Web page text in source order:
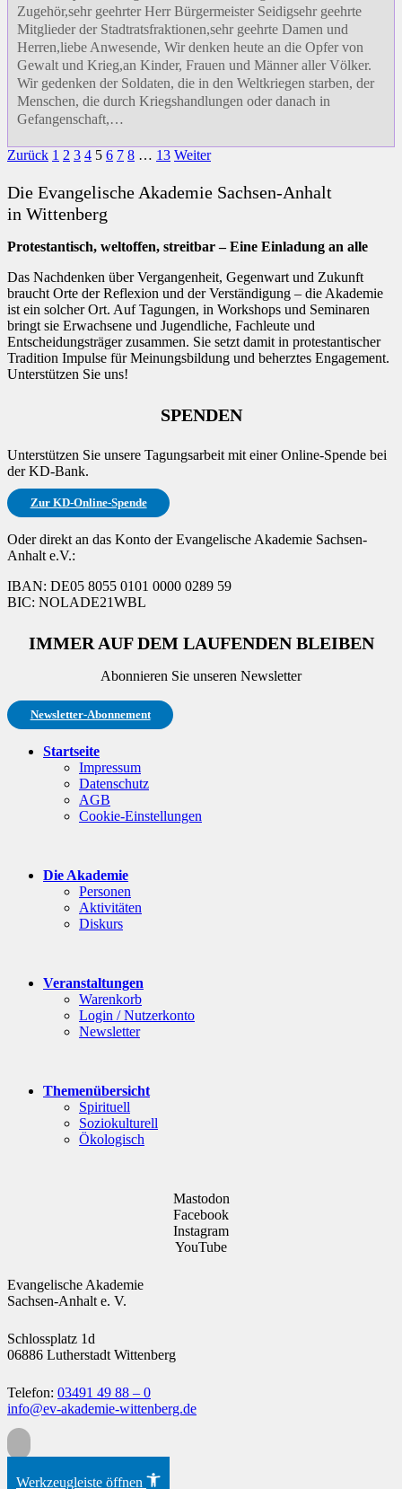
Zugehör,sehr geehrter Herr Bürgermeister Seidigsehr geehrte
Mitglieder der Stadtratsfraktionen,sehr geehrte Damen und
Herren,liebe Anwesende, Wir denken heute an die Opfer von
Gewalt und Krieg,an Kinder, Frauen und Männer aller Völker.
Wir gedenken der Soldaten, die in den Weltkriegen starben, der
Menschen, die durch Kriegshandlungen oder danach in
Gefangenschaft,…
Zurück 1 2 3 4 5 6 7 8 … 13 Weiter
Die Evangelische Akademie Sachsen-Anhalt
in Wittenberg
Protestantisch, weltoffen, streitbar – Eine Einladung an alle
Das Nachdenken über Vergangenheit, Gegenwart und Zukunft
braucht Orte der Reflexion und der Verständigung – die Akademie
ist ein solcher Ort. Auf Tagungen, in Workshops und Seminaren
bringt sie Erwachsene und Jugendliche, Fachleute und
Entscheidungsträger zusammen. Sie setzt damit in protestantischer
Tradition Impulse für Meinungsbildung und beherztes Engagement.
Unterstützen Sie uns!
SPENDEN
Unterstützen Sie unsere Tagungsarbeit mit einer Online-Spende bei
der KD-Bank.
Zur KD-Online-Spende
Oder direkt an das Konto der Evangelische Akademie Sachsen-
Anhalt e.V.:
IBAN: DE05 8055 0101 0000 0289 59
BIC: NOLADE21WBL
IMMER AUF DEM LAUFENDEN BLEIBEN
Abonnieren Sie unseren Newsletter
Newsletter-Abonnement
Startseite
Impressum
Datenschutz
AGB
Cookie-Einstellungen
Die Akademie
Personen
Aktivitäten
Diskurs
Veranstaltungen
Warenkorb
Login / Nutzerkonto
Newsletter
Themenübersicht
Spirituell
Soziokulturell
Ökologisch
Mastodon
Facebook
Instagram
YouTube
Evangelische Akademie
Sachsen-Anhalt e. V.
Schlossplatz 1d
06886 Lutherstadt Wittenberg
Telefon: 03491 49 88 – 0
info@ev-akademie-wittenberg.de
Werkzeugleiste öffnen